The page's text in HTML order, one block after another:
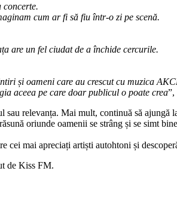
concerte.
cum ar fi să fiu într-o zi pe scenă.
are un fel ciudat de a închide cercurile.
și oameni care au crescut cu muzica
aceea pe care doar publicul o poate crea”,
relevanța. Mai mult, continuă să
oriunde oamenii se strâng și se simt
mai apreciați artiști autohtoni și
de Kiss FM.